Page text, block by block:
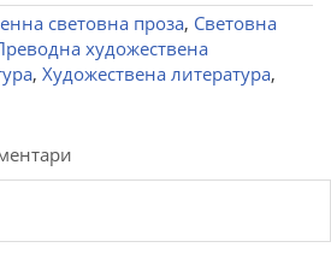
световна проза, Световна
художествена
, Художествена литература,